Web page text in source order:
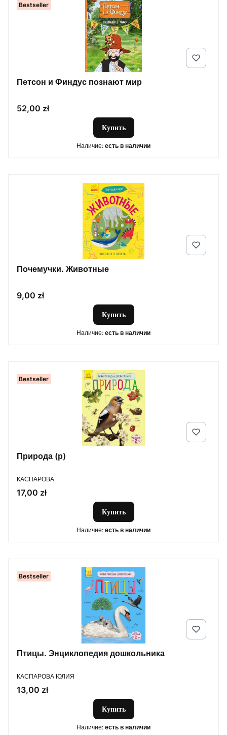
Bestseller
Петсон и Финдус познают мир
Цена
52,00 zł
Купить
Наличие: есть в наличии
Почемучки. Животные
Цена
9,00 zł
Купить
Наличие: есть в наличии
Bestseller
Природа (р)
ПРОИЗВОДИТЕЛЬ
КАСПАРОВА
Цена
17,00 zł
Купить
Наличие: есть в наличии
Bestseller
Птицы. Энциклопедия дошкольника
ПРОИЗВОДИТЕЛЬ
КАСПАРОВА ЮЛИЯ
Цена
13,00 zł
Купить
Наличие: есть в наличии